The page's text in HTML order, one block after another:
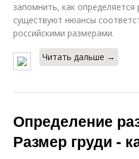
Спортивная одежда
Одежды для детей
запомнить, как
существуют нюансы
российскими размерами.
Читать дальше →
Определение
Размер груди -